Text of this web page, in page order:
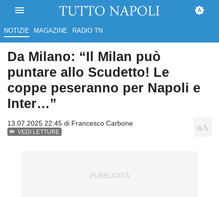
NOTIZIE MAGAZINE RADIO TN
Da Milano: “Il Milan può
puntare allo Scudetto! Le
coppe peseranno per Napoli e
Inter…”
13.07.2025 22:45 di Francesco Carbone
VEDI LETTURE